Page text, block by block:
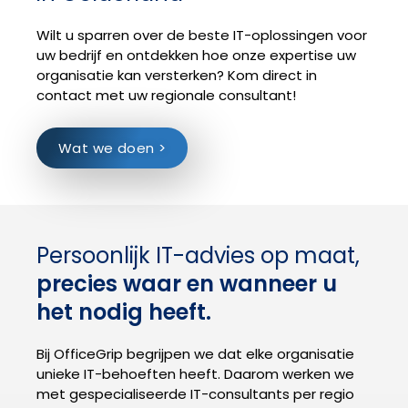
Wilt u sparren over de beste IT-oplossingen voor
uw bedrijf en ontdekken hoe onze expertise uw
organisatie kan versterken? Kom direct in
contact met uw regionale consultant!
Wat we doen >
Persoonlijk IT-advies op maat,
precies waar en wanneer u
het nodig heeft.
Bij OfficeGrip begrijpen we dat elke organisatie
unieke IT-behoeften heeft. Daarom werken we
met gespecialiseerde IT-consultants per regio